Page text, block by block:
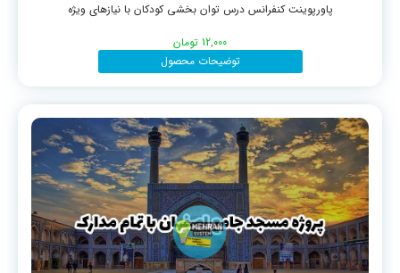
پاورپوینت کنفرانس درس توان بخشی کودکان با نیازهای ویژه
12,000 تومان
توضیحات محصول